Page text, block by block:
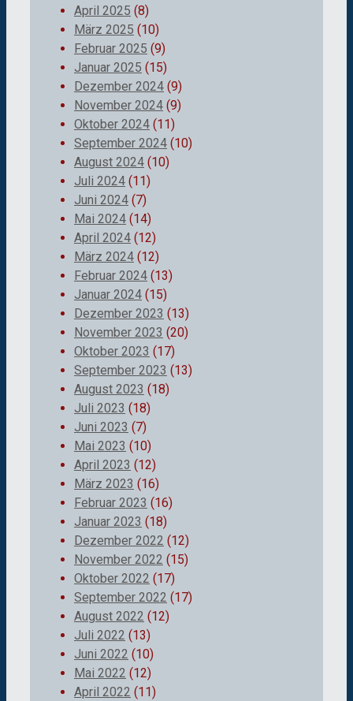
April 2025 (8)
März 2025 (10)
Februar 2025 (9)
Januar 2025 (15)
Dezember 2024 (9)
November 2024 (9)
Oktober 2024 (11)
September 2024 (10)
August 2024 (10)
Juli 2024 (11)
Juni 2024 (7)
Mai 2024 (14)
April 2024 (12)
März 2024 (12)
Februar 2024 (13)
Januar 2024 (15)
Dezember 2023 (13)
November 2023 (20)
Oktober 2023 (17)
September 2023 (13)
August 2023 (18)
Juli 2023 (18)
Juni 2023 (7)
Mai 2023 (10)
April 2023 (12)
März 2023 (16)
Februar 2023 (16)
Januar 2023 (18)
Dezember 2022 (12)
November 2022 (15)
Oktober 2022 (17)
September 2022 (17)
August 2022 (12)
Juli 2022 (13)
Juni 2022 (10)
Mai 2022 (12)
April 2022 (11)